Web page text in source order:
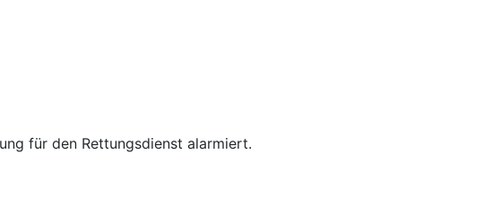
für den Rettungsdienst alarmiert.